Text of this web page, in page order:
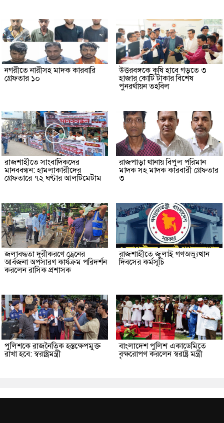
নগরীতে নারীসহ মাদক কারবারি
গ্রেফতার ১০
উত্তরবঙ্গকে কৃষি হাবে গড়তে ৩
হাজার কোটি টাকার বিশেষ
পুনরর্থায়ন তহবিল
রাজশাহীতে সাংবাদিকদের
মানববন্ধন: হামলাকারীদের
গ্রেফতারে ৭২ ঘণ্টার আলটিমেটাম
রাজপাড়া থানায় বিপুল পরিমান
মাদক সহ মাদক কারবারী গ্রেফতার
৩
জলাবদ্ধতা দূরীকরণে ড্রেনের
আর্বজনা অপসারণ কার্যক্রম পরিদর্শন
করলেন রাসিক প্রশাসক
রাজশাহীতে জুলাই গণঅভ্যুত্থান
দিবসের কর্মসূচি
পুলিশকে রাজনৈতিক হস্তক্ষেপমুক্ত
রাখা হবে: স্বরাষ্ট্রমন্ত্রী
বাংলাদেশ পুলিশ একাডেমিতে
বৃক্ষরোপণ করলেন স্বরাষ্ট্র মন্ত্রী